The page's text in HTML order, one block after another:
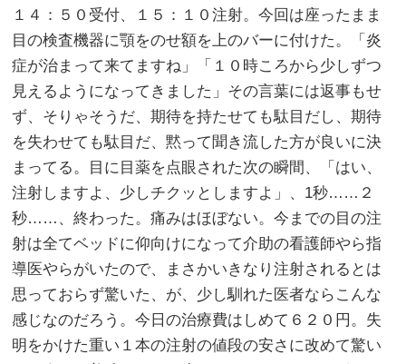
１４：５０受付、１５：１０注射。今回は座ったまま
目の検査機器に顎をのせ額を上のバーに付けた。「炎
症が治まって来てますね」「１０時ころから少しずつ
見えるようになってきました」その言葉には返事もせ
ず、そりゃそうだ、期待を持たせても駄目だし、期待
を失わせても駄目だ、黙って聞き流した方が良いに決
まってる。目に目薬を点眼された次の瞬間、「はい、
注射しますよ、少しチクッとしますよ」、1秒……２
秒……、終わった。痛みはほぼない。今までの目の注
射は全てベッドに仰向けになって介助の看護師やら指
導医やらがいたので、まさかいきなり注射されるとは
思っておらず驚いた、が、少し馴れた医者ならこんな
感じなのだろう。今日の治療費はしめて６２０円。失
明をかけた重い１本の注射の値段の安さに改めて驚い